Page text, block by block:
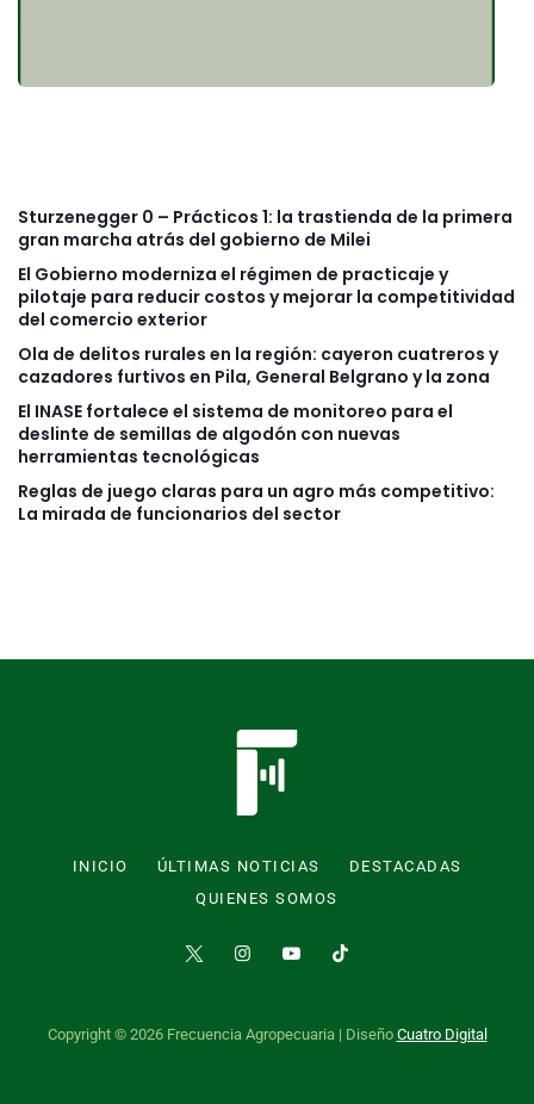
Sturzenegger 0 – Prácticos 1: la trastienda de la primera
gran marcha atrás del gobierno de Milei
El Gobierno moderniza el régimen de practicaje y
pilotaje para reducir costos y mejorar la competitividad
del comercio exterior
Ola de delitos rurales en la región: cayeron cuatreros y
cazadores furtivos en Pila, General Belgrano y la zona
El INASE fortalece el sistema de monitoreo para el
deslinte de semillas de algodón con nuevas
herramientas tecnológicas
Reglas de juego claras para un agro más competitivo:
La mirada de funcionarios del sector
INICIO ÚLTIMAS NOTICIAS
DESTACADAS
QUIENES SOMOS
Copyright © 2026 Frecuencia Agropecuaria | Diseño Cuatro Digital